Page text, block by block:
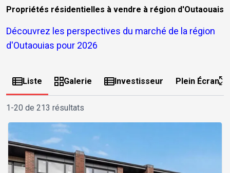
Propriétés résidentielles à vendre à région d'Outaouais
Découvrez les perspectives du marché de la région
d'Outaouias pour 2026
Liste Galerie Investisseur Plein Écran
1-20 de 213 résultats